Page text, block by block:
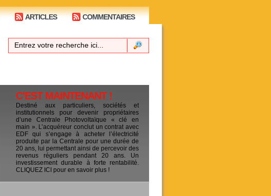
ARTICLES COMMENTAIRES
C'EST MAINTENANT !
Destiné aux particuliers, sociétés et
institutionnels pour devenir propriétaires
d’une Centrale Photovoltaïque « clé en
main ». L’acquéreur conclut un contrat avec
EDF qui s’engage à acheter l’électricité
produite par la Centrale pour une durée de
20 ans, lui permettant ainsi de percevoir des
revenus réguliers pendant 20 ans. Un
investissement durable à forte rentabilité.
CLIQUEZ ICI pour en savoir plus !